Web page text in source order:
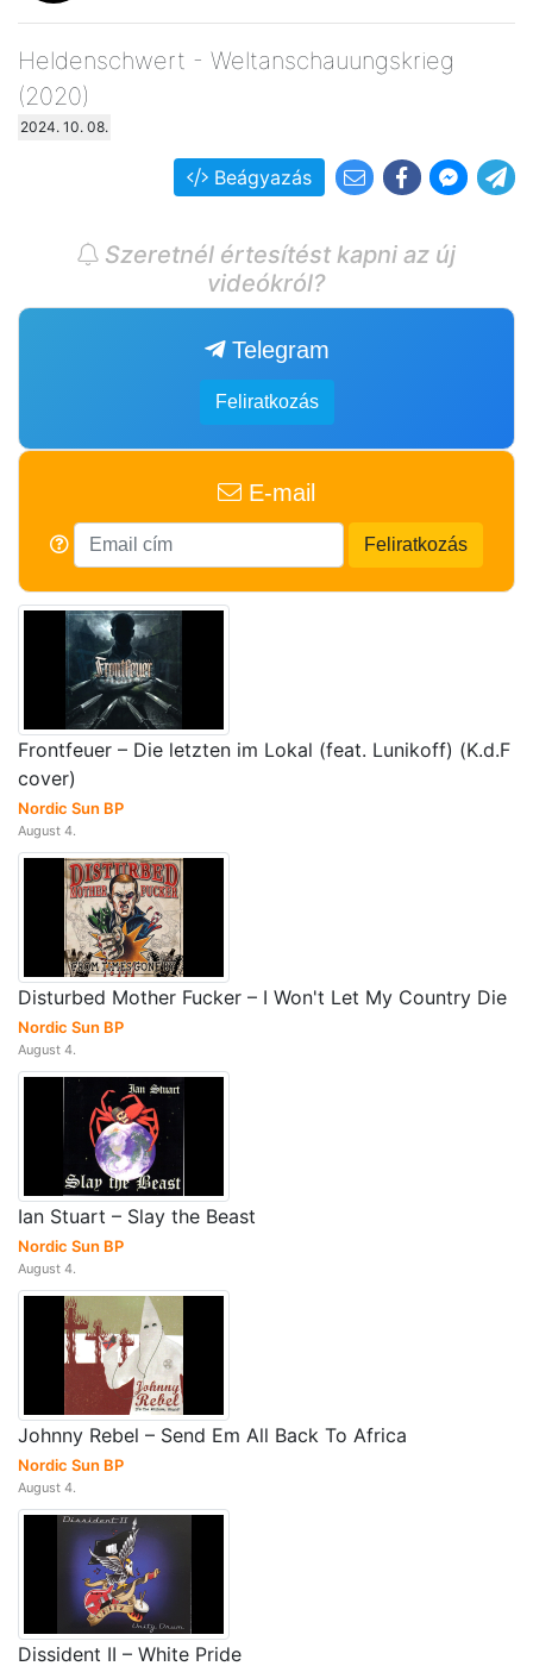
Heldenschwert - Weltanschauungskrieg
(2020)
2024. 10. 08.
Beágyazás
Szeretnél értesítést kapni az új
videókról?
Telegram
Feliratkozás
E-mail
Feliratkozás
Frontfeuer – Die letzten im Lokal (feat. Lunikoff) (K.d.F
cover)
Nordic Sun BP
August 4.
Disturbed Mother Fucker – I Won't Let My Country Die
Nordic Sun BP
August 4.
Ian Stuart – Slay the Beast
Nordic Sun BP
August 4.
Johnny Rebel – Send Em All Back To Africa
Nordic Sun BP
August 4.
Dissident II – White Pride